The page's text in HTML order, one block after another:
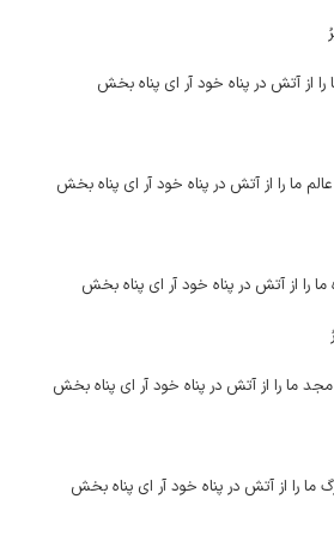
از آتش در پناه خود آر اى پناه بخش
ما را از آتش در پناه خود آر اى پناه بخش
ما را از آتش در پناه خود آر اى پناه بخش
ما را از آتش در پناه خود آر اى پناه‏ بخش
را از آتش در پناه خود آر اى پناه بخش